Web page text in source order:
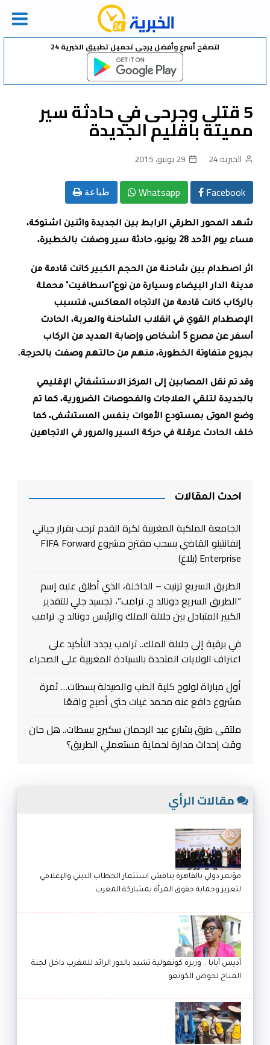
Skip
لتصفح أسرع وأفضل يرجى تحميل تطبيق الخبرية 24
5 قتلى وجرحى في حادثة سير
مميتة باقليم الجديدة
الخبرية 24 29 يونيو، 2015
Facebook
Whatsapp طباعة
شهد المحور الطرقي الرابط بين الجديدة واثنين اشتوكة،
مساء يوم الأحد 28 يونيو،
حادثة سير وصفت بالخطيرة،
اثر اصطدام بين شاحنة من الحجم الكبير كانت قادمة من
مدينة الدار البيضاء وسيارة من نوع"اسطافيت" محملة
بالركاب كانت قادمة من الاتجاه المعاكس، فتسبب
الإصطدام القوي في انقلاب الشاحنة والعربة، الحادث
أسفر عن مصرع 5 أشخاص
وإصابة العديد من الركاب
بجروح متفاوتة الخطورة، منهم من حالتهم وصفت بالحرجة.
وقد تم نقل المصابين إلى المركز الاستشفائي الإقليمي
بالجديدة لتلقي العلاجات والفحوصات الضرورية، كما تم
وضع الموتى بمستودع الأموات بنفس المستشفى، كما
خلف الحادث عرقلة في حركة السير والمرور في الاتجاهين
أحدث المقالات
الجامعة الملكية المغربية لكرة القدم ترحب بقرار جياني
إنفانتينو القاضي بسحب مقترح مشروع FIFA Forward
Enterprise (بلاغ)
الطريق السريع تزنيت – الداخلة، الذي أطلق عليه إسم
“الطريق السريع دونالد ج. ترامب”، تجسيد جلي للتقدير
الكبير المتبادل بين جلالة الملك والرئيس دونالد ج. ترامب
في برقية إلى جلالة الملك.. ترامب يجدد التأكيد على
اعتراف الولايات المتحدة بالسيادة المغربية على الصحراء
أول مباراة لولوج كلية الطب والصيدلة بسطات… ثمرة
مشروع دافع عنه محمد غيات حتى أصبح واقعًا
ملتقى طرق بشارع عبد الرحمان سكيرج بسطات.. هل حان
وقت إحداث مدارة لحماية مستعملي الطريق؟
مقالات الرأي
مؤتمر دولي بالقاهرة يناقش استثمار الخطاب الديني والإعلامي
لتعزيز وحماية حقوق المرأة بمشاركة المغرب
أديس أبابا .. وزيرة كونغولية تشيد بالدور الرائد للمغرب داخل لجنة
المناخ لحوض الكونغو